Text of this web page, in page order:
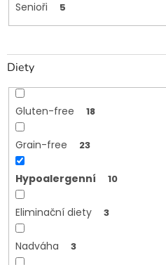
Senioři 5
Diety
Gluten-free 18
Grain-free 23
Hypoalergenní 10
Eliminační diety 3
Nadváha 3